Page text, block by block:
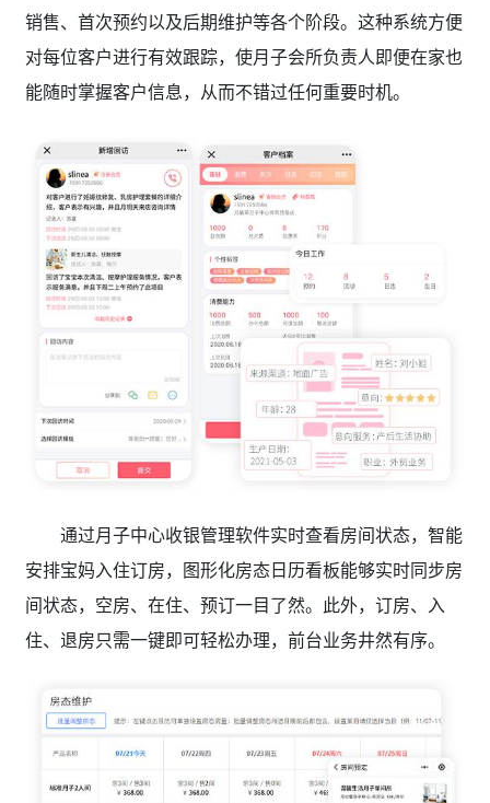
销售、首次预约以及后期维护等各个阶段。这种系统方便
对每位客户进行有效跟踪，使月子会所负责人即便在家也
能随时掌握客户信息，从而不错过任何重要时机。
通过月子中心收银管理软件实时查看房间状态，智能
安排宝妈入住订房，图形化房态日历看板能够实时同步房
间状态，空房、在住、预订一目了然。此外，订房、入
住、退房只需一键即可轻松办理，前台业务井然有序。